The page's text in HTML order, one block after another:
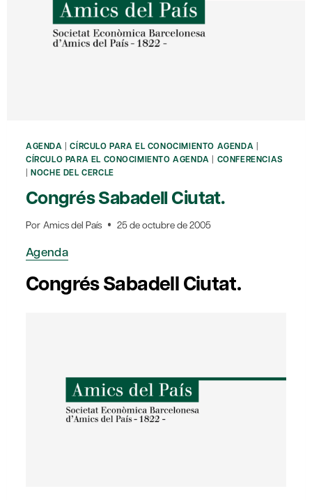
AGENDA |CÍRCULO PARA EL CONOCIMIENTO AGENDA |
CÍRCULO PARA EL CONOCIMIENTO AGENDA | CONFERENCIAS
|NOCHE DEL CERCLE
Congrés Sabadell Ciutat.
Por Amics del País 25 de octubre de 2005
Agenda
Congrés Sabadell Ciutat.